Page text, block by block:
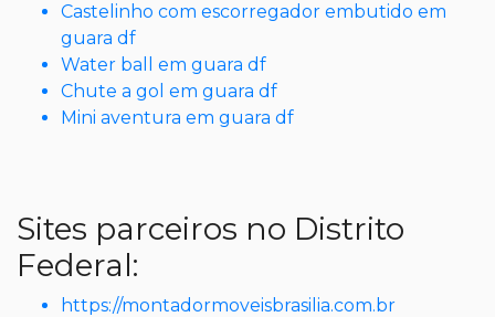
Castelinho com escorregador embutido em
guara df
Water ball em guara df
Chute a gol em guara df
Mini aventura em guara df
Sites parceiros no Distrito
Federal:
https://montadormoveisbrasilia.com.br